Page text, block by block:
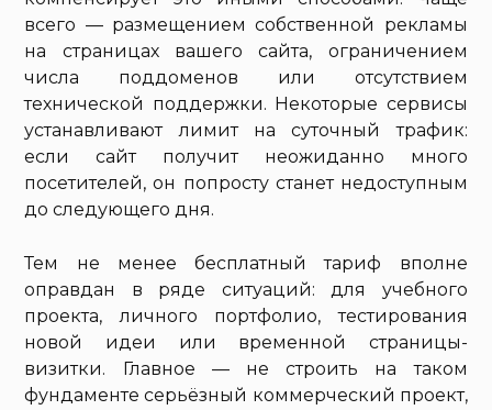
всего — размещением собственной рекламы
на страницах вашего сайта, ограничением
числа поддоменов или отсутствием
технической поддержки. Некоторые сервисы
устанавливают лимит на суточный трафик:
если сайт получит неожиданно много
посетителей, он попросту станет недоступным
до следующего дня.
Тем не менее бесплатный тариф вполне
оправдан в ряде ситуаций: для учебного
проекта, личного портфолио, тестирования
новой идеи или временной страницы-
визитки. Главное — не строить на таком
фундаменте серьёзный коммерческий проект,